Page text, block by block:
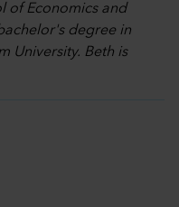
of Economics and
degree in
University. Beth is